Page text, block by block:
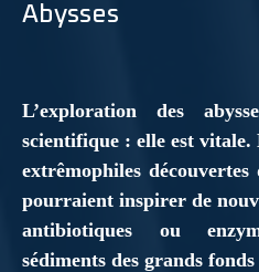
Abysses
L’exploration des
scientifique : elle est vitale.
extrêmophiles découvertes
pourraient inspirer de
antibiotiques ou
sédiments des grands